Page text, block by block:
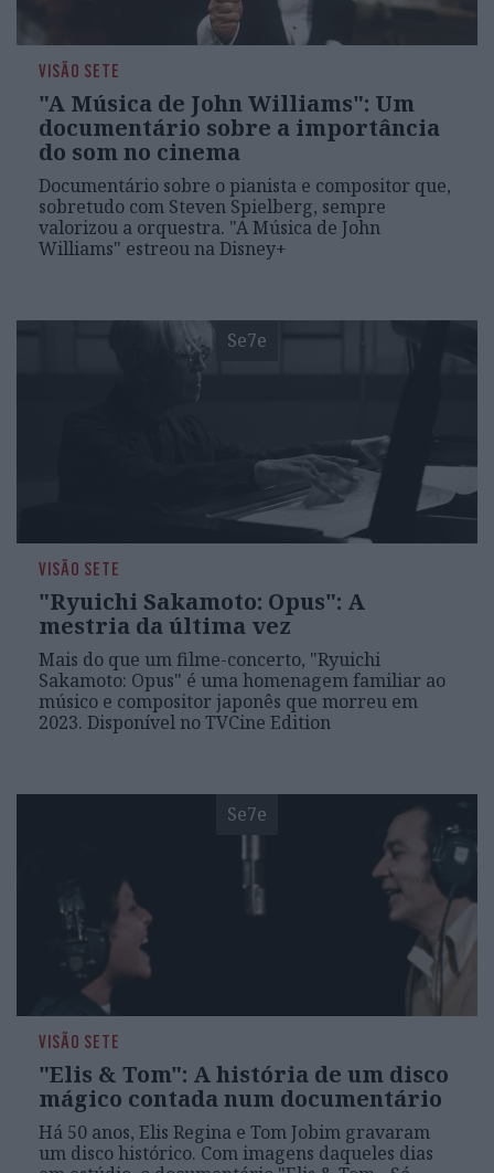
VISÃO SETE
"A Música de John Williams": Um
documentário sobre a importância
do som no cinema
Documentário sobre o pianista e compositor que,
sobretudo com Steven Spielberg, sempre
valorizou a orquestra. "A Música de John
Williams" estreou na Disney+
Se7e
VISÃO SETE
"Ryuichi Sakamoto: Opus": A
mestria da última vez
Mais do que um filme-concerto, "Ryuichi
Sakamoto: Opus" é uma homenagem familiar ao
músico e compositor japonês que morreu em
2023. Disponível no TVCine Edition
Se7e
VISÃO SETE
"Elis & Tom": A história de um disco
mágico contada num documentário
Há 50 anos, Elis Regina e Tom Jobim gravaram
um disco histórico. Com imagens daqueles dias